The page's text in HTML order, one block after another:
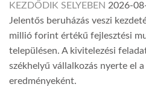
KEZDŐDIK SELYEBEN 2026-
Jelentős beruházás veszi
millió forint értékű fejlesztési
településen. A kivitelezési
székhelyű vállalkozás nyerte el
eredményeként.